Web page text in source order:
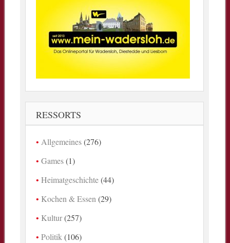
RESSORTS
Allgemeines(276)
Games(1)
Heimatgeschichte(44)
Kochen & Essen (29)
Kultur(257)
Politik (106)